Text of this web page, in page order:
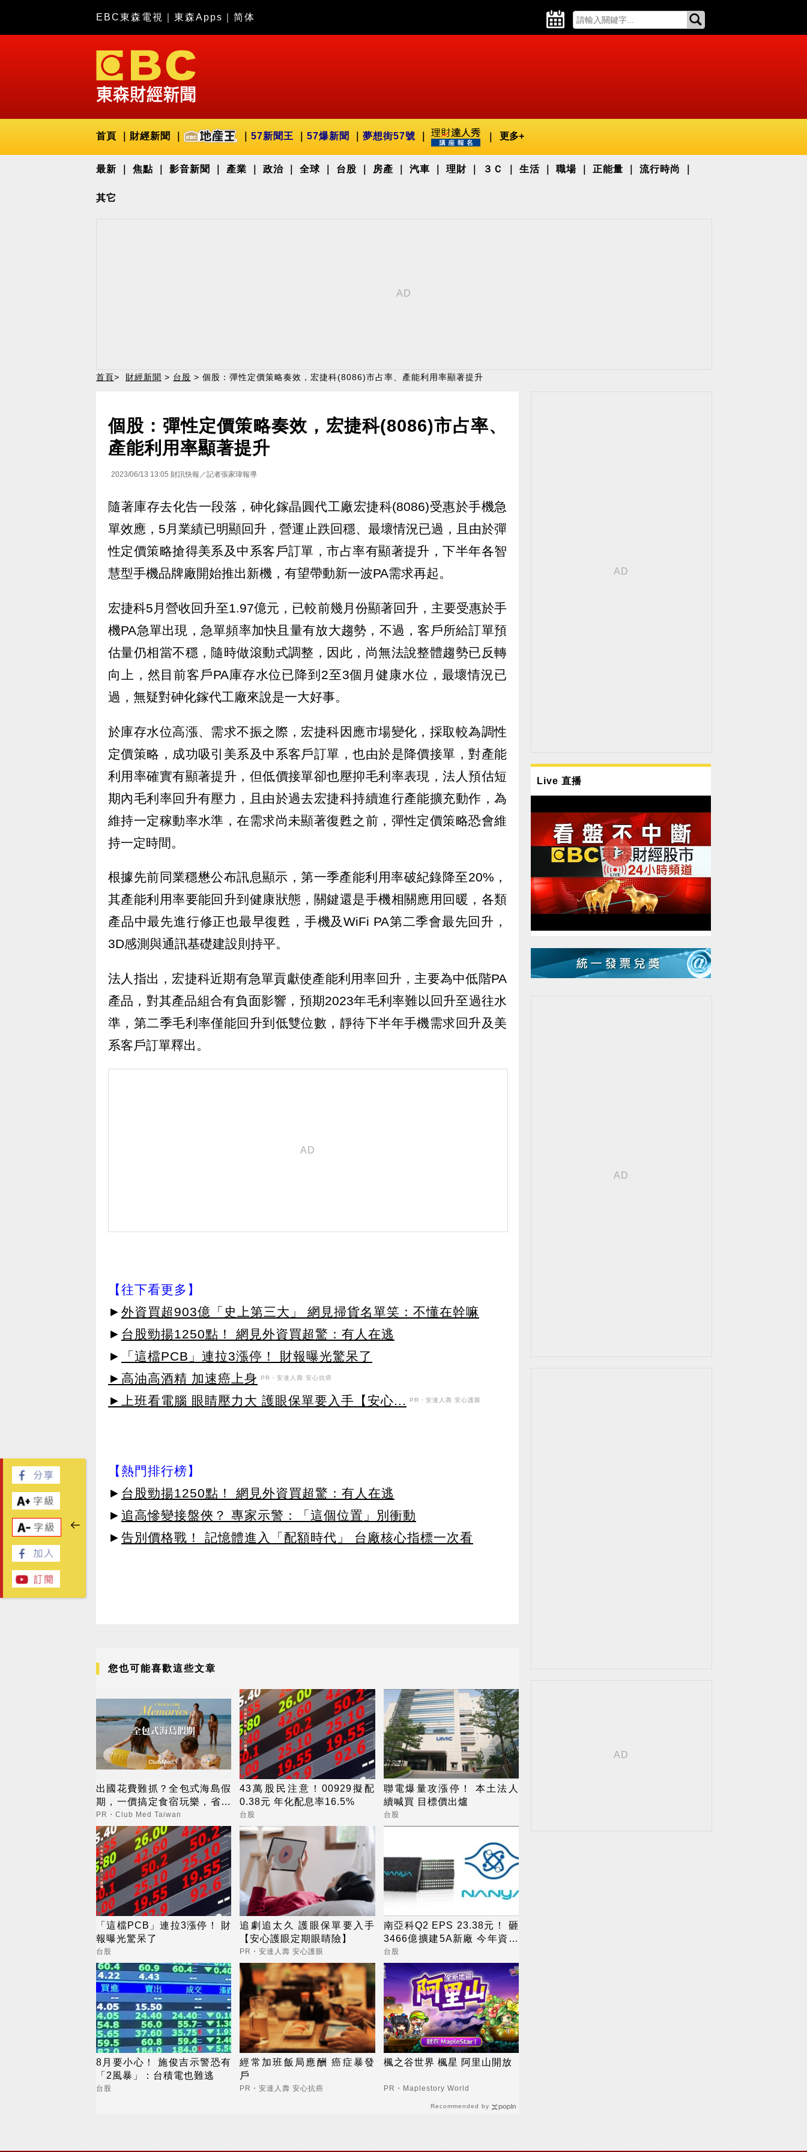
EBC東森電視 東森Apps 简体
首頁 財經新聞 57新聞王 57爆新聞 夢想街57號 更多+
最新 焦點 影音新聞 產業 政治 全球 台股 房產 汽車 理財 ３Ｃ 生活 職場 正能量 流行時尚
其它
首頁> 財經新聞 > 台股 > 個股：彈性定價策略奏效，宏捷科(8086)市占率、產能利用率顯著提升
個股：彈性定價策略奏效，宏捷科(8086)市占率、
產能利用率顯著提升
2023/06/13 13:05 財訊快報／記者張家瑋報導
隨著庫存去化告一段落，砷化鎵晶圓代工廠宏捷科(8086)受惠於手機急
單效應，5月業績已明顯回升，營運止跌回穩、最壞情況已過，且由於彈
性定價策略搶得美系及中系客戶訂單，市占率有顯著提升，下半年各智
慧型手機品牌廠開始推出新機，有望帶動新一波PA需求再起。
宏捷科5月營收回升至1.97億元，已較前幾月份顯著回升，主要受惠於手
機PA急單出現，急單頻率加快且量有放大趨勢，不過，客戶所給訂單預
估量仍相當不穩，隨時做滾動式調整，因此，尚無法說整體趨勢已反轉
向上，然目前客戶PA庫存水位已降到2至3個月健康水位，最壞情況已
過，無疑對砷化鎵代工廠來說是一大好事。
於庫存水位高漲、需求不振之際，宏捷科因應市場變化，採取較為調性
定價策略，成功吸引美系及中系客戶訂單，也由於是降價接單，對產能
利用率確實有顯著提升，但低價接單卻也壓抑毛利率表現，法人預估短
期內毛利率回升有壓力，且由於過去宏捷科持續進行產能擴充動作，為
維持一定稼動率水準，在需求尚未顯著復甦之前，彈性定價策略恐會維
持一定時間。
根據先前同業穩懋公布訊息顯示，第一季產能利用率破紀錄降至20%，
其產能利用率要能回升到健康狀態，關鍵還是手機相關應用回暖，各類
產品中最先進行修正也最早復甦，手機及WiFi PA第二季會最先回升，
3D感測與通訊基礎建設則持平。
法人指出，宏捷科近期有急單貢獻使產能利用率回升，主要為中低階PA
產品，對其產品組合有負面影響，預期2023年毛利率難以回升至過往水
準，第二季毛利率僅能回升到低雙位數，靜待下半年手機需求回升及美
系客戶訂單釋出。
【往下看更多】
► 外資買超903億「史上第三大」 網見掃貨名單笑：不懂在幹嘛
► 台股勁揚1250點！ 網見外資買超驚：有人在逃
►
「這檔PCB」連拉3漲停！ 財報曝光驚呆了
►高油高酒精 加速癌上身
PR・安達人壽 安心抗癌
►上班看電腦 眼睛壓力大 護眼保單要入手【安心... PR・安達人壽 安心護眼
【熱門排行榜】
► 台股勁揚1250點！ 網見外資買超驚：有人在逃
► 追高慘變接盤俠？ 專家示警：「這個位置」別衝動
► 告別價格戰！ 記憶體進入「配額時代」 台廠核心指標一次看
您也可能喜歡這些文章
出國花費難抓？全包式海島假
期，一價搞定食宿玩樂，省錢
更省心！
PR・Club Med Taiwan
43萬股民注意！00929擬配
0.38元 年化配息率16.5%
台股
聯電爆量攻漲停！ 本土法人
續喊買 目標價出爐
台股
「這檔PCB」連拉3漲停！ 財
報曝光驚呆了
台股
追劇追太久 護眼保單要入手
【安心護眼定期眼睛險】
PR・安達人壽 安心護眼
南亞科Q2 EPS 23.38元！ 砸
3466億擴建5A新廠 今年資本
支出增至697億
台股
8月要小心！ 施俊吉示警恐有
「2風暴」：台積電也難逃
台股
經常加班飯局應酬 癌症暴發
戶
PR・安達人壽 安心抗癌
楓之谷世界 楓星 阿里山開放
PR・Maplestory World
Recommended by
Live 直播